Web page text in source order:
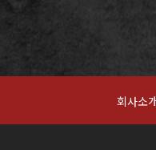
회사소